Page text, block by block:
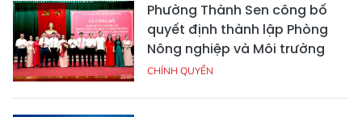
Phường Thành Sen công bố
quyết định thành lập Phòng
Nông nghiệp và Môi trường
CHÍNH QUYỀN